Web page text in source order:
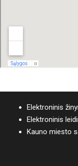
Elektroninis
Elektroninis
Kauno miesto